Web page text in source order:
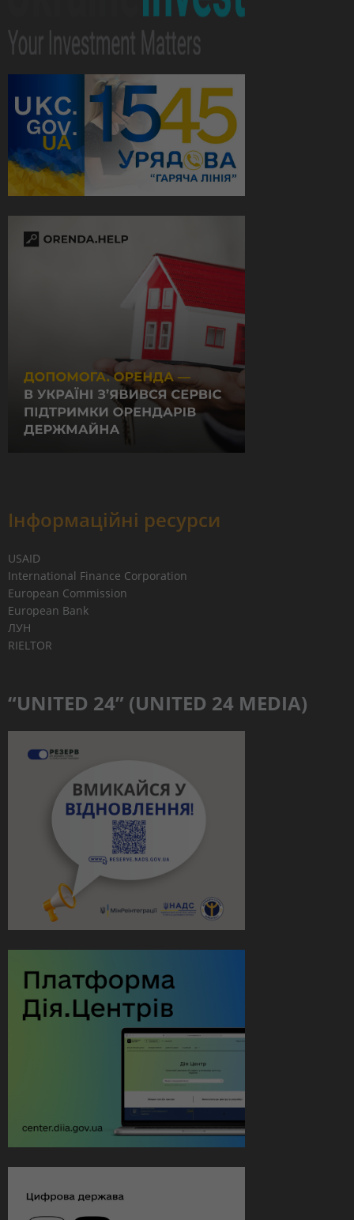
Інформаційні ресурси
USAID
International Finance Corporation
European Commission
European Bank
ЛУН
RIELTOR
“UNITED 24” (UNITED 24 MEDIA)